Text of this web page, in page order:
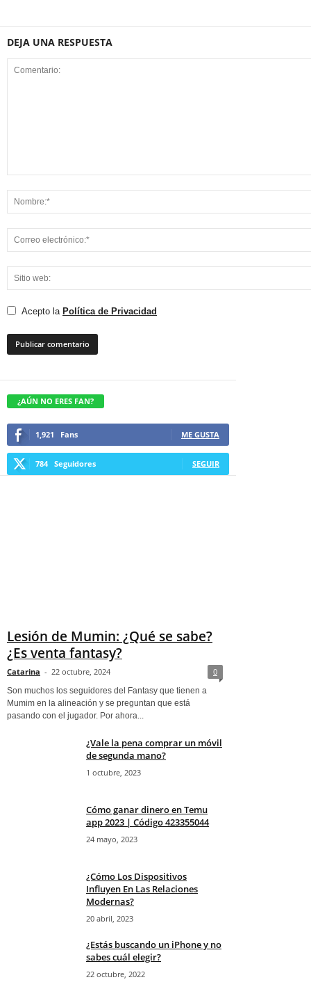
DEJA UNA RESPUESTA
Acepto la Política de Privacidad
¿AÚN NO ERES FAN?
1,921 Fans ME GUSTA
784 Seguidores SEGUIR
Lesión de Mumin: ¿Qué se sabe?
¿Es venta fantasy?
Catarina - 22 octubre, 2024 0
Son muchos los seguidores del Fantasy que tienen a
Mumim en la alineación y se preguntan que está
pasando con el jugador. Por ahora...
¿Vale la pena comprar un móvil
de segunda mano?
1 octubre, 2023
Cómo ganar dinero en Temu
app 2023 | Código 423355044
24 mayo, 2023
¿Cómo Los Dispositivos
Influyen En Las Relaciones
Modernas?
20 abril, 2023
¿Estás buscando un iPhone y no
sabes cuál elegir?
22 octubre, 2022